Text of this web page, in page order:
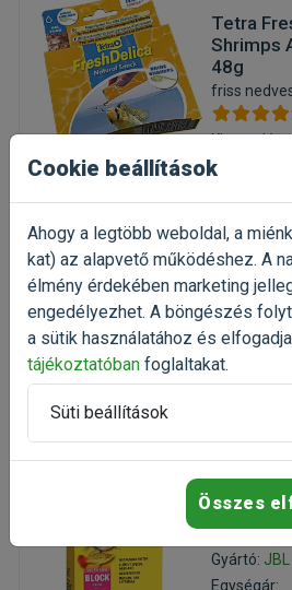
Tetra
Shrimps
48g
friss
Kiszerelés:
Gyártó:
2 092 Ft
JBL
speciális
Kiszerelés:
Gyártó: JBL
Egységár:
Cookie beállítások
Ahogy a legtöbb weboldal, a
kat) az alapvető működéshez. A
élmény érdekében marketing
engedélyezhet. A böngészés
a sütik használatához és
tájékoztatóban foglaltakat.
Süti beállítások
Összes